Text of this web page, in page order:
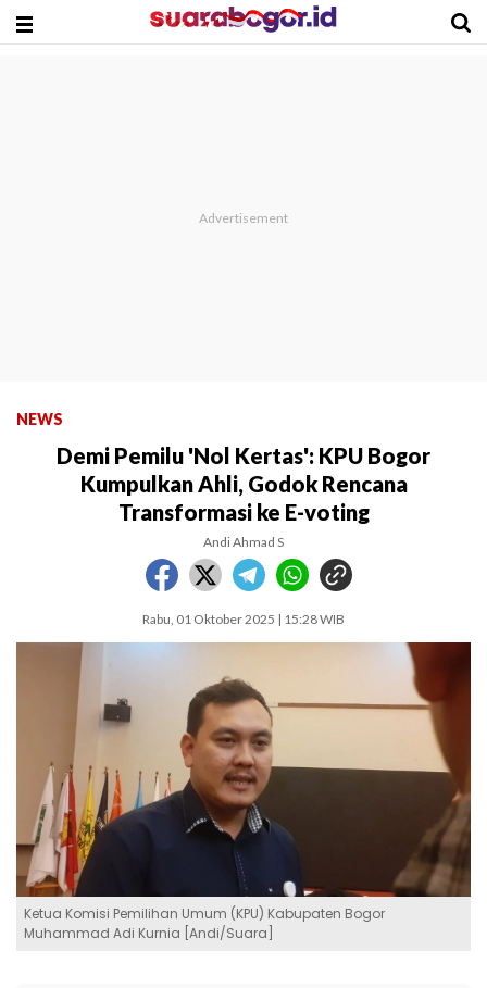
NEWS
Demi Pemilu 'Nol Kertas': KPU Bogor
Kumpulkan Ahli, Godok Rencana
Transformasi ke E-voting
Andi Ahmad S
Rabu, 01 Oktober 2025 | 15:28 WIB
Ketua Komisi Pemilihan Umum (KPU) Kabupaten Bogor
Muhammad Adi Kurnia [Andi/Suara]